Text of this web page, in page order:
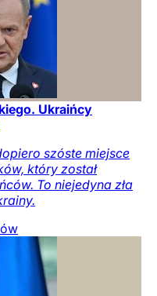
Ukraińcy
szóste miejsce
który został
To niejedyna zła